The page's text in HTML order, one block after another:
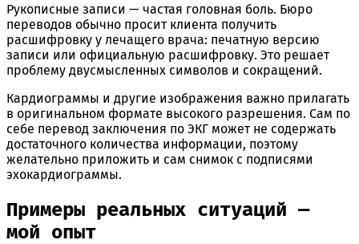
Рукописные записи — частая головная боль. Бюро
переводов обычно просит клиента получить
расшифровку у лечащего врача: печатную версию
записи или официальную расшифровку. Это решает
проблему двусмысленных символов и сокращений.
Кардиограммы и другие изображения важно прилагать
в оригинальном формате высокого разрешения. Сам по
себе перевод заключения по ЭКГ может не содержать
достаточного количества информации, поэтому
желательно приложить и сам снимок с подписями
эхокардиограммы.
Примеры реальных ситуаций —
мой опыт